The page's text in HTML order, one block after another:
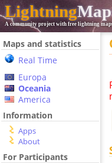
Lightning
A community project with free lightning
Maps and statistics
Real Time
Europa
Oceania
America
Information
Apps
About
For Participants